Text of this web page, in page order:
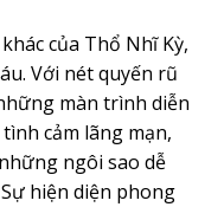
của Thổ Nhĩ Kỳ,
Với nét quyến rũ
màn trình diễn
cảm lãng mạn,
ngôi sao dễ
hiện diện phong